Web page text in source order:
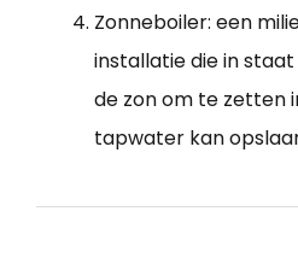
Zonneboiler: een
installatie die in
de zon om te zetten
tapwater kan